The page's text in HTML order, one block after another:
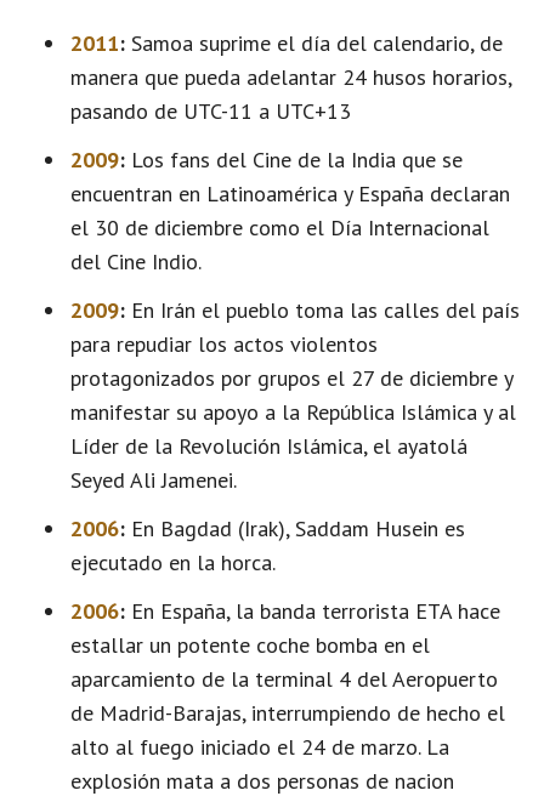
2011: Samoa suprime el día del calendario, de
manera que pueda adelantar 24 husos horarios,
pasando de UTC-11 a UTC+13​​
2009: Los fans del Cine de la India que se
encuentran en Latinoamérica y España declaran
el 30 de diciembre como el Día Internacional
del Cine Indio.
2009: En Irán el pueblo toma las calles del país
para repudiar los actos violentos
protagonizados por grupos el 27 de diciembre y
manifestar su apoyo a la República Islámica y al
Líder de la Revolución Islámica, el ayatolá
Seyed Ali Jamenei.
2006: En Bagdad (Irak), Saddam Husein es
ejecutado en la horca.
2006: En España, la banda terrorista ETA hace
estallar un potente coche bomba en el
aparcamiento de la terminal 4 del Aeropuerto
de Madrid-Barajas, interrumpiendo de hecho el
alto al fuego iniciado el 24 de marzo. La
explosión mata a dos personas de nacion